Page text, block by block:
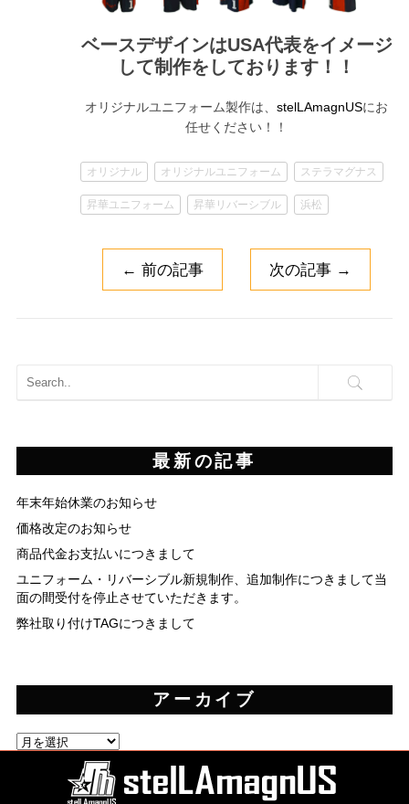
ベースデザインはUSA代表をイメージ
して制作をしております！！
オリジナルユニフォーム製作は、 stelLAmagnUSにお
任せください！！
オリジナル オリジナルユニフォーム ステラマグナス
昇華ユニフォーム 昇華リバーシブル 浜松
← 前の記事 次の記事 →
最新の記事
年末年始休業のお知らせ
価格改定のお知らせ
商品代金お支払いにつきまして
ユニフォーム・リバーシブル新規制作、追加制作につきまして当
面の間受付を停止させていただきます。
弊社取り付けTAGにつきまして
アーカイブ
ア